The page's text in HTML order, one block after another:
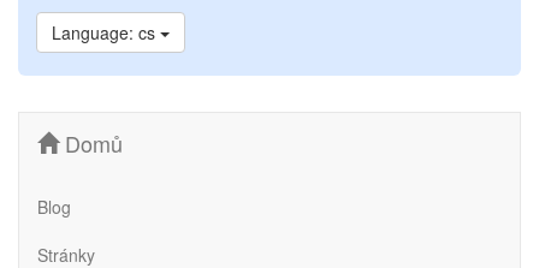
Language: cs
Domů
Blog
Stránky